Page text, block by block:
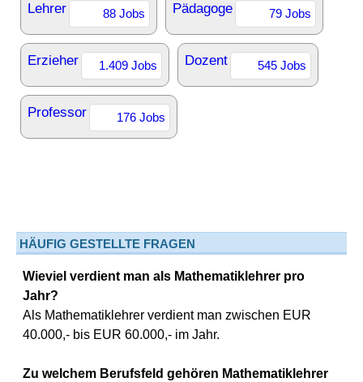
Lehrer 88 Jobs Pädagoge 79 Jobs
Erzieher 1.409 Jobs Dozent 545 Jobs
Professor 176 Jobs
HÄUFIG GESTELLTE FRAGEN
Wieviel verdient man als Mathematiklehrer pro
Jahr?
Als Mathematiklehrer verdient man zwischen EUR
40.000,- bis EUR 60.000,- im Jahr.
Zu welchem Berufsfeld gehören Mathematiklehrer